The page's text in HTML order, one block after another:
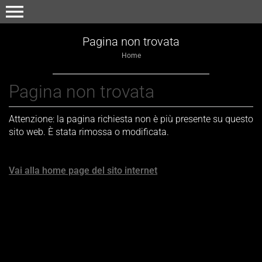
menu
Pagina non trovata
Home
Pagina non trovata
Attenzione: la pagina richiesta non è più presente su questo
sito web. È stata rimossa o modificata.
Vai alla home page del sito internet